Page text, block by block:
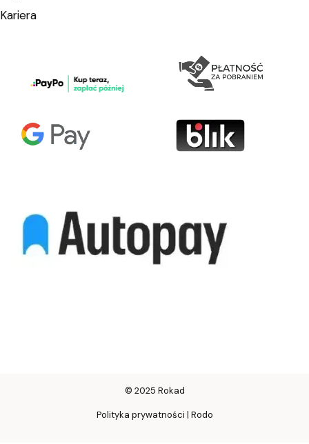
Kariera
© 2025 Rokad
Polityka prywatności | Rodo